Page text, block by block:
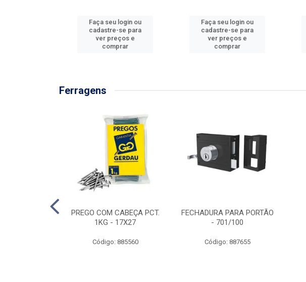
Faça seu login ou
cadastre-se para
ver preços e
comprar
Faça seu login ou
cadastre-se para
ver preços e
comprar
Ferragens
PREGO COM CABEÇA PCT.
1KG - 17X27
Código: 885560
FECHADURA PARA PORTÃO
- 701/100
Código: 887655